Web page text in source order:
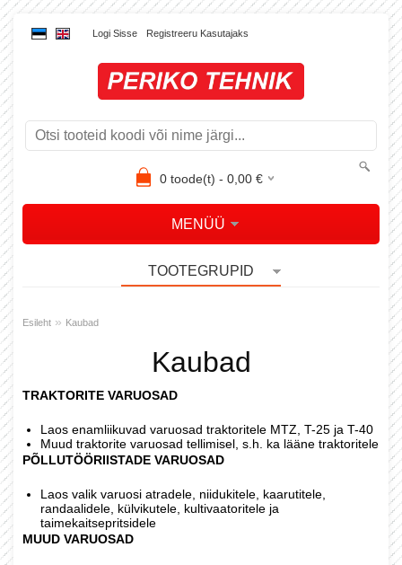
Logi Sisse Registreeru Kasutajaks
0toode(t) - 0,00€
MENÜÜ
TOOTEGRUPID
Esileht » Kaubad
Kaubad
TRAKTORITE VARUOSAD
Laos enamliikuvad varuosad traktoritele MTZ, T-25 ja T-40
Muud traktorite varuosad tellimisel, s.h. ka lääne traktoritele
PÕLLUTÖÖRIISTADE VARUOSAD
Laos valik varuosi atradele, niidukitele, kaarutitele,
randaalidele, külvikutele, kultivaatoritele ja
taimekaitsepritsidele
MUUD VARUOSAD